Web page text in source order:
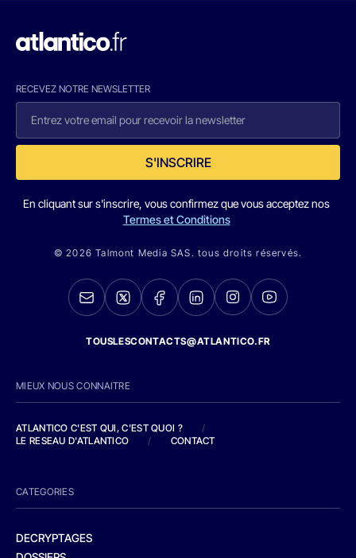
RECEVEZ NOTRE NEWSLETTER
S'INSCRIRE
En cliquant sur s'inscrire, vous confirmez que vous acceptez nos
Termes et Conditions
© 2026 Talmont Media SAS. tous droits réservés.
TOUSLESCONTACTS@ATLANTICO.FR
MIEUX NOUS CONNAITRE
ATLANTICO C'EST QUI, C'EST QUOI ?
/
LE RESEAU D'ATLANTICO
/ CONTACT
CATEGORIES
DECRYPTAGES